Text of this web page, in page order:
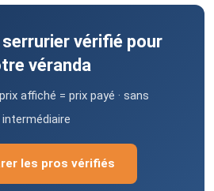
vérifié pour
véranda
affiché = prix payé · sans
intermédiaire
les pros vérifiés